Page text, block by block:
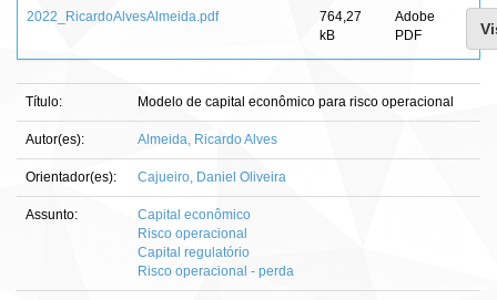
2022_RicardoAlvesAlmeida.pdf
764,27
kB
Adobe
PDF
Título: Modelo de capital econômico para risco operacional
Autor(es): Almeida, Ricardo Alves
Orientador(es): Cajueiro, Daniel Oliveira
Assunto:
Capital econômico
Risco operacional
Capital regulatório
Risco operacional - perda